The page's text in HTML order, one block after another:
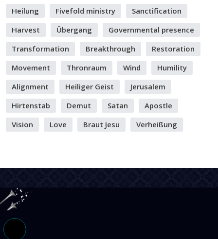
Heilung
Fivefold ministry
Sanctification
Harvest
Übergang
Governmental presence
Transformation
Breakthrough
Restoration
Movement
Thronraum Wind
Humility
Alignment
Heiliger Geist
Jerusalem
Hirtenstab
Demut Satan
Apostle
Vision
Love Braut Jesu Verheißung